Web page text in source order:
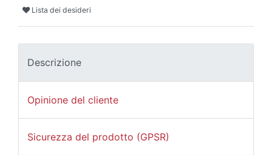
Lista dei desideri
Descrizione
Opinione del cliente
Sicurezza del prodotto (GPSR)